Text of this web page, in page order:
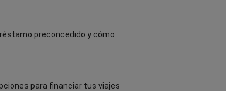
preconcedido y cómo
para financiar tus viajes